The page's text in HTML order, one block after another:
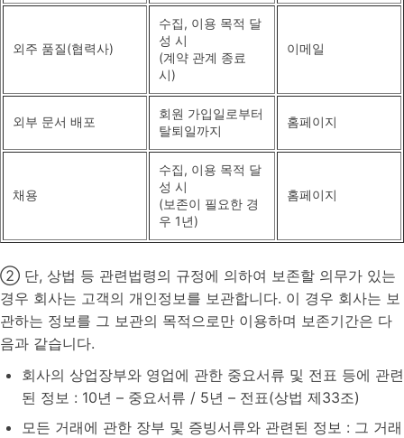
외주 품질(협력사)
수집, 이용 목적 달
성 시
(계약 관계 종료
시)
이메일
외부 문서 배포
회원 가입일로부터
탈퇴일까지
홈페이지
채용
수집, 이용 목적 달
성 시
(보존이 필요한 경
우 1년)
홈페이지
② 단, 상법 등 관련법령의 규정에 의하여 보존할 의무가 있는
경우 회사는 고객의 개인정보를 보관합니다. 이 경우 회사는 보
관하는 정보를 그 보관의 목적으로만 이용하며 보존기간은 다
음과 같습니다.
회사의 상업장부와 영업에 관한 중요서류 및 전표 등에 관련
된 정보 : 10년 – 중요서류 / 5년 – 전표(상법 제33조)
모든 거래에 관한 장부 및 증빙서류와 관련된 정보 : 그 거래